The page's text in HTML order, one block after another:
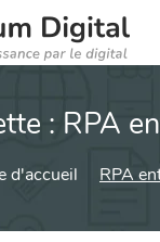
: RPA
d'accueil RPA